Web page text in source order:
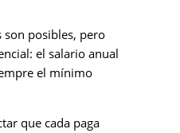
son posibles, pero
el salario anual
el mínimo
que cada paga